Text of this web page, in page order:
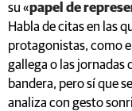
su «papel de
Habla de citas en las
protagonistas, como
gallega o las jornadas
bandera, pero sí que
analiza con gesto